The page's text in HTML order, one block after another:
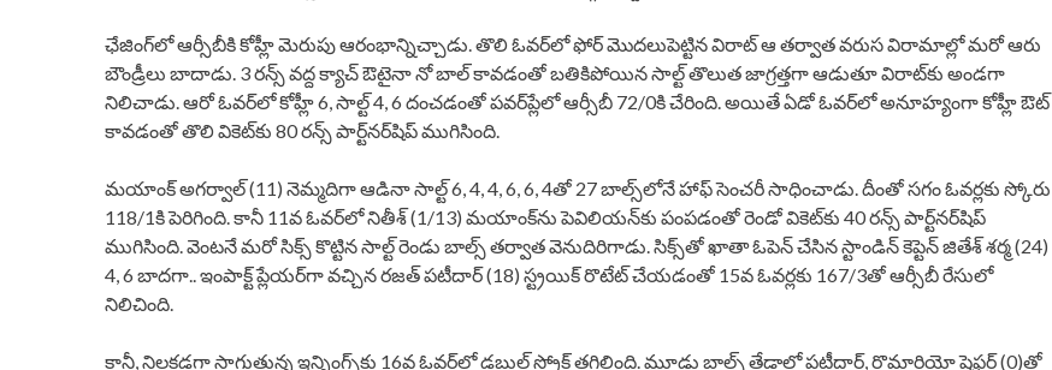
ఛేజింగ్‌‌‌‌లో ఆర్సీబీకి కోహ్లీ మెరుపు ఆరంభాన్నిచ్చాడు. తొలి ఓవర్‌‌‌‌లో ఫోర్‌‌‌‌ మొదలుపెట్టిన విరాట్‌‌‌‌ ఆ తర్వాత వరుస విరామాల్లో మరో ఆరు
బౌండ్రీలు బాదాడు. 3 రన్స్ వద్ద క్యాచ్ ఔటైనా నో బాల్ కావడంతో బతికిపోయిన సాల్ట్‌‌‌‌ తొలుత జాగ్రత్తగా ఆడుతూ విరాట్‌కు అండగా
నిలిచాడు. ఆరో ఓవర్‌‌‌‌లో కోహ్లీ 6, సాల్ట్‌‌‌‌ 4, 6 దంచడంతో పవర్‌‌‌‌ప్లేలో ఆర్సీబీ 72/0కి చేరింది. అయితే ఏడో ఓవర్‌‌‌‌లో అనూహ్యంగా కోహ్లీ ఔట్‌‌‌‌
కావడంతో తొలి వికెట్‌‌‌‌కు 80 రన్స్‌‌‌‌ పార్ట్‌‌‌‌నర్‌‌‌‌షిప్‌‌‌‌ ముగిసింది.
మయాంక్‌‌‌‌ అగర్వాల్‌‌‌‌ (11) నెమ్మదిగా ఆడినా సాల్ట్‌‌‌‌ 6, 4, 4, 6, 6, 4తో 27 బాల్స్‌‌‌‌లోనే హాఫ్‌‌‌‌ సెంచరీ సాధించాడు. దీంతో సగం ఓవర్లకు స్కోరు
118/1కి పెరిగింది. కానీ 11వ ఓవర్‌‌‌‌లో నితీశ్‌‌‌‌ (1/13) మయాంక్‌‌‌‌ను పెవిలియన్‌‌‌‌కు పంపడంతో రెండో వికెట్‌‌‌‌కు 40 రన్స్‌‌‌‌ పార్ట్‌నర్‌‌షిప్
ముగిసింది. వెంటనే మరో సిక్స్‌‌‌‌ కొట్టిన సాల్ట్‌‌‌‌ రెండు బాల్స్‌‌‌‌ తర్వాత వెనుదిరిగాడు. సిక్స్‌‌‌‌తో ఖాతా ఓపెన్‌‌‌‌ చేసిన స్టాండిన్ కెప్టెన్ జితేశ్‌‌‌‌ శర్మ (24)
4, 6 బాదగా.. ఇంపాక్ట్ ప్లేయర్‌‌గా వచ్చిన రజత్‌‌‌‌ పటీదార్‌‌‌‌ (18) స్ట్రయిక్‌‌‌‌ రొటేట్‌‌‌‌ చేయడంతో 15వ ఓవర్లకు 167/3తో ఆర్సీబీ రేసులో
నిలిచింది.
కానీ, నిలకడగా సాగుతున్న ఇన్నింగ్స్‌‌‌‌కు 16వ ఓవర్‌‌‌‌లో డబుల్‌‌‌‌ స్ట్రోక్‌‌‌‌ తగిలింది. మూడు బాల్స్‌‌‌‌ తేడాలో పటీదార్‌‌‌‌, రొమారియో షెఫర్డ్‌‌‌‌ (0)తో